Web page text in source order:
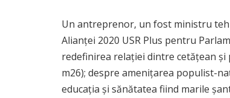
Un antreprenor, un fost ministru
Alianței 2020 USR Plus pentru
redefinirea relației dintre cetățean
m26); despre amenițarea populist-
educația și sănătatea fiind marile